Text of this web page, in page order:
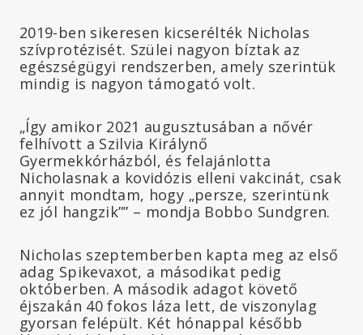
2019-ben sikeresen kicserélték Nicholas
szívprotézisét. Szülei nagyon bíztak az
egészségügyi rendszerben, amely szerintük
mindig is nagyon támogató volt.
„Így amikor 2021 augusztusában a nővér
felhívott a Szilvia Királynő
Gyermekkórházból, és felajánlotta
Nicholasnak a kovidózis elleni vakcinát, csak
annyit mondtam, hogy „persze, szerintünk
ez jól hangzik”” – mondja Bobbo Sundgren.
Nicholas szeptemberben kapta meg az első
adag Spikevaxot, a másodikat pedig
októberben. A második adagot követő
éjszakán 40 fokos láza lett, de viszonylag
gyorsan felépült. Két hónappal később